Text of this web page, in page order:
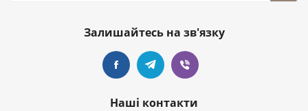
Залишайтесь на зв'язку
Наші контакти